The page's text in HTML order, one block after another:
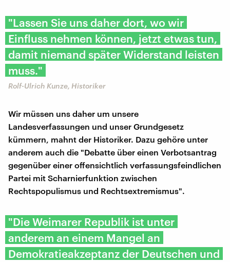
"Lassen Sie uns daher dort, wo wir
Einfluss nehmen können, jetzt etwas tun,
damit niemand später Widerstand leisten
muss."
Rolf-Ulrich Kunze, Historiker
Wir müssen uns daher um unsere
Landesverfassungen und unser Grundgesetz
kümmern, mahnt der Historiker. Dazu gehöre unter
anderem auch die "Debatte über einen Verbotsantrag
gegenüber einer offensichtlich verfassungsfeindlichen
Partei mit Scharnierfunktion zwischen
Rechtspopulismus und Rechtsextremismus".
"Die Weimarer Republik ist unter
anderem an einem Mangel an
Demokratieakzeptanz der Deutschen und